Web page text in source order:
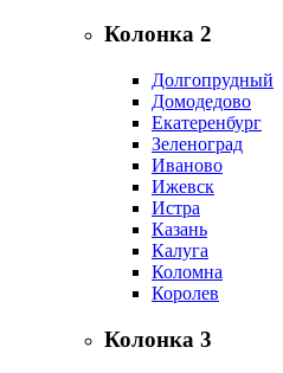
Колонка 2
Долгопрудный
Домодедово
Екатеренбург
Зеленоград
Иваново
Ижевск
Истра
Казань
Калуга
Коломна
Королев
Колонка 3